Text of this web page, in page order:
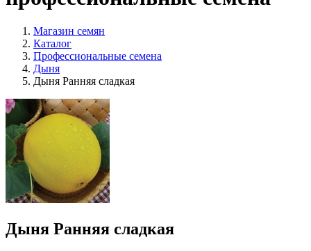
Магазин семян
Каталог
Профессиональные семена
Дыня
Дыня Ранняя сладкая
Дыня Ранняя сладкая